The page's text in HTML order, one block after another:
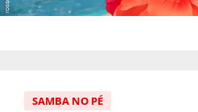
SAMBA NO PÉ